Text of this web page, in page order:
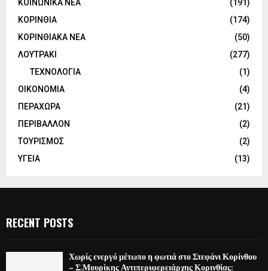
ΚΟΙΝΩΝΙΚΑ ΝΕΑ
(191)
ΚΟΡΙΝΘΙΑ
(174)
ΚΟΡΙΝΘΙΑΚΑ ΝΕΑ
(50)
ΛΟΥΤΡΑΚΙ
(277)
ΤΕΧΝΟΛΟΓΙΑ
(1)
ΟΙΚΟΝΟΜΙΑ
(4)
ΠΕΡΑΧΩΡΑ
(21)
ΠΕΡΙΒΑΛΛΟΝ
(2)
ΤΟΥΡΙΣΜΟΣ
(2)
ΥΓΕΙΑ
(13)
RECENT POSTS
Χωρίς ενεργό μέτωπο η φωτιά στο Στεφάνι Κορίνθου
– Σ.Μουρίκης Αντιπεριφερειάρχης Κορινθίας: